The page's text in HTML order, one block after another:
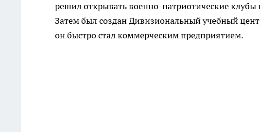
решил открывать военно-патриотические
Затем был создан Дивизиональный учебный
он быстро стал коммерческим предприятием.